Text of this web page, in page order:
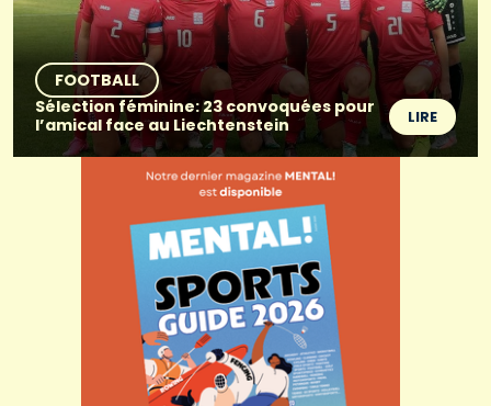
FOOTBALL
Sélection féminine: 23 convoquées pour
l’amical face au Liechtenstein
LIRE